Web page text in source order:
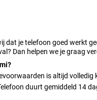
gebruik, multitasken en
verschillende apps
razendsnel en stream je
HyperOS voor een snelle en
je de Xiaomi 17T
dat je telefoon goed werkt
Dan helpen we je graag
is altijd volledig
duurt gemiddeld 14